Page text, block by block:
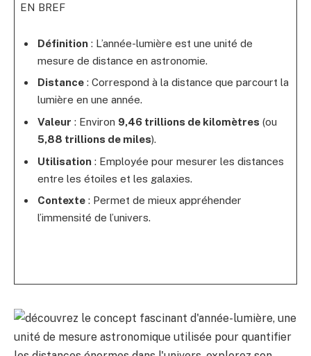
EN BREF
Définition: L’année-lumière est une unité de
mesure de distance en astronomie.
Distance: Correspond à la distance que parcourt la
lumière en une année.
Valeur : Environ 9,46 trillions de kilomètres (ou
5,88 trillions de miles).
Utilisation: Employée pour mesurer les distances
entre les étoiles et les galaxies.
Contexte: Permet de mieux appréhender
l’immensité de l’univers.